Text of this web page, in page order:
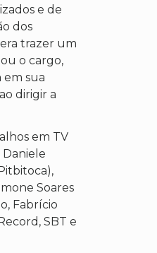
e de
dos
trazer um
o cargo,
em sua
dirigir a
em TV
Daniele
Soares
Fabrício
SBT e